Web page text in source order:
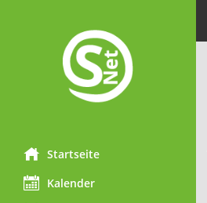
Startseite
Kalender